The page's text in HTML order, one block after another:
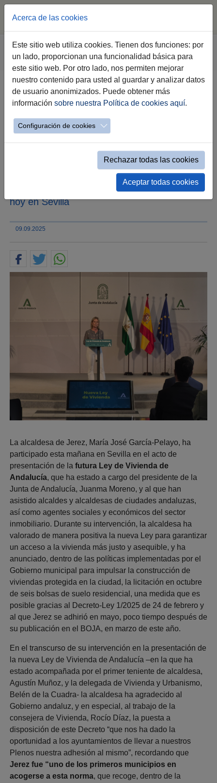
Saltar al contenido principal
Estás aquí:
Jerez.es Webs Municipales
Emuvijesa
Evento simple Noticias Emuvijesa
La alcaldesa de Jerez anuncia la
bolsas de suelo para construir
María José García-Pelayo interviene en la
presentación, por parte del presidente
andaluz, Juanma Moreno, de la futura Ley de
Vivienda de Andalucía, que ha tenido lugar
hoy en Sevilla
09.09.2025
La alcaldesa de Jerez, María José García-Pelayo, ha
participado esta mañana en Sevilla en el acto de
presentación de la futura Ley de Vivienda de
Andalucía, que ha estado a cargo del presidente de la
Junta de Andalucía, Juanma Moreno, y al que han
asistido alcaldes y alcaldesas de ciudades andaluzas,
así como agentes sociales y económicos del sector
inmobiliario. Durante su intervención, la alcaldesa ha
valorado de manera positiva la nueva Ley para garantizar
un acceso a la vivienda más justo y asequible, y ha
anunciado, dentro de las políticas implementadas por el
Gobierno municipal para impulsar la construcción de
viviendas protegida en la ciudad, la licitación en octubre
de seis bolsas de suelo residencial, una medida que es
posible gracias al Decreto-Ley 1/2025 de 24 de febrero y
al que Jerez se adhirió en mayo, poco tiempo después de
su publicación en el BOJA, en marzo de este año.
En el transcurso de su intervención en la presentación de
la nueva Ley de Vivienda de Andalucía –en la que ha
estado acompañada por el primer teniente de alcaldesa,
Agustín Muñoz, y la delegada de Vivienda y Urbanismo,
Belén de la Cuadra- la alcaldesa ha agradecido al
Gobierno andaluz, y en especial, al trabajo de la
consejera de Vivienda, Rocío Díaz, la puesta a
disposición de este Decreto “que nos ha dado la
oportunidad a los ayuntamientos de llevar a nuestros
Plenos nuestra adhesión al mismo”, recordando que
Jerez fue “uno de los primeros municipios en
acogerse a esta norma, que recoge, dentro de la
Acerca de las cookies
Este sitio web utiliza cookies. Tienen dos funciones: por
un lado, proporcionan una funcionalidad básica para
este sitio web. Por otro lado, nos permiten mejorar
nuestro contenido para usted al guardar y analizar datos
de usuario anonimizados. Puede obtener más
información sobre nuestra Política de cookies aquí.
Configuración de cookies
Rechazar todas las cookies
Aceptar todas cookies